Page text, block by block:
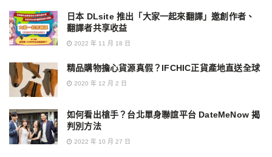
日本 DLsite 推出「大家一起來翻譯」邀創作者、
翻譯者共享收益
2022 年 11 月 18 日
精品購物擔心貨源真假？IFCHIC正貨產地直送全球
2020 年 12 月 2 日
如何看出槍手？台北單身聯誼平台 DateMeNow 揭
判別方法
2022 年 10 月 27 日